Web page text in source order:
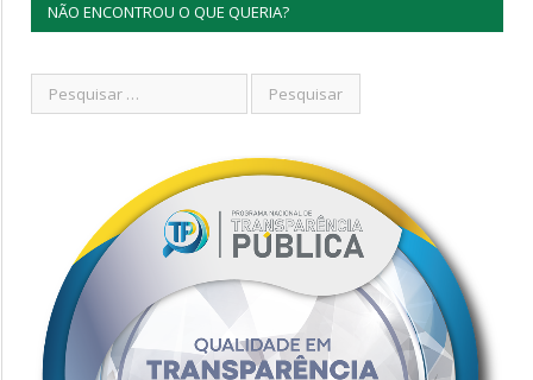
NÃO ENCONTROU O QUE QUERIA?